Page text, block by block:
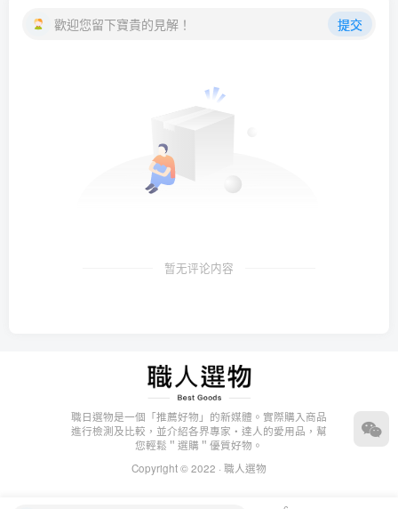
歡迎您留下寶貴的見解！ 提交
暂无评论内容
職日選物是一個「推薦好物」的新媒體。實際購入商品
進行檢測及比較，並介紹各界專家・達人的愛用品，幫
您輕鬆＂選購＂優質好物。
Copyright © 2022 · 職人選物